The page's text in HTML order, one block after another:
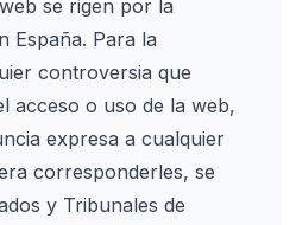
se rigen por la
España. Para la
controversia que
acceso o uso de la web,
expresa a cualquier
corresponderles, se
y Tribunales de